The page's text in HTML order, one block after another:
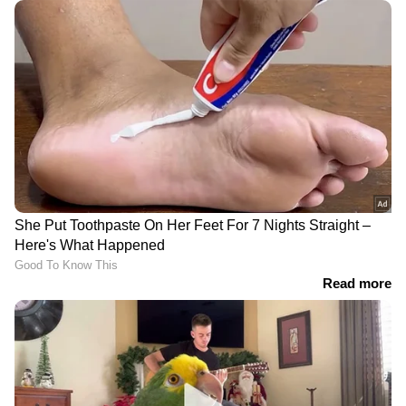
നിർണ്ണായകമാണ്.
RECOMMENDED STORIES